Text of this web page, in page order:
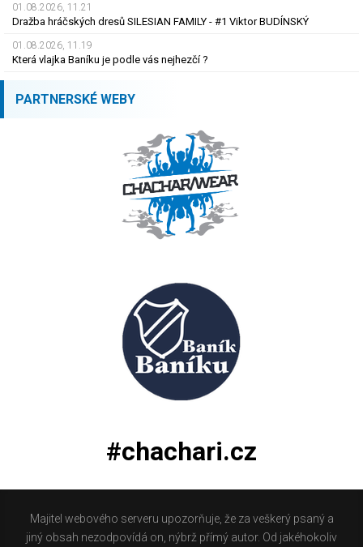
01.08.2026, 11.21
Dražba hráčských dresů SILESIAN FAMILY - #1 Viktor BUDÍNSKÝ
01.08.2026, 11.19
Která vlajka Baníku je podle vás nejhezčí ?
PARTNERSKÉ WEBY
#chachari.cz
Majitel webového serveru upozorňuje, že za veškerý psaný a
jiný obsah nezodpovídá on, nýbrž přímý autor. Od jakéhokoliv